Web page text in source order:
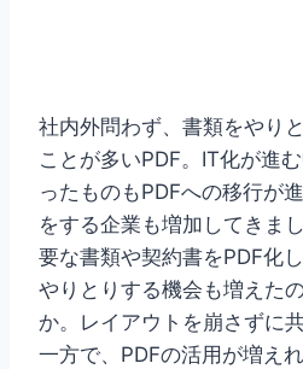
社内外問わず、書類をやり
ことが多いPDF。IT化が進
ったものもPDFへの移行が
をする企業も増加してきま
要な書類や契約書をPDF化
やりとりする機会も増えた
か。レイアウトを崩さずに
一方で、PDFの活用が増え